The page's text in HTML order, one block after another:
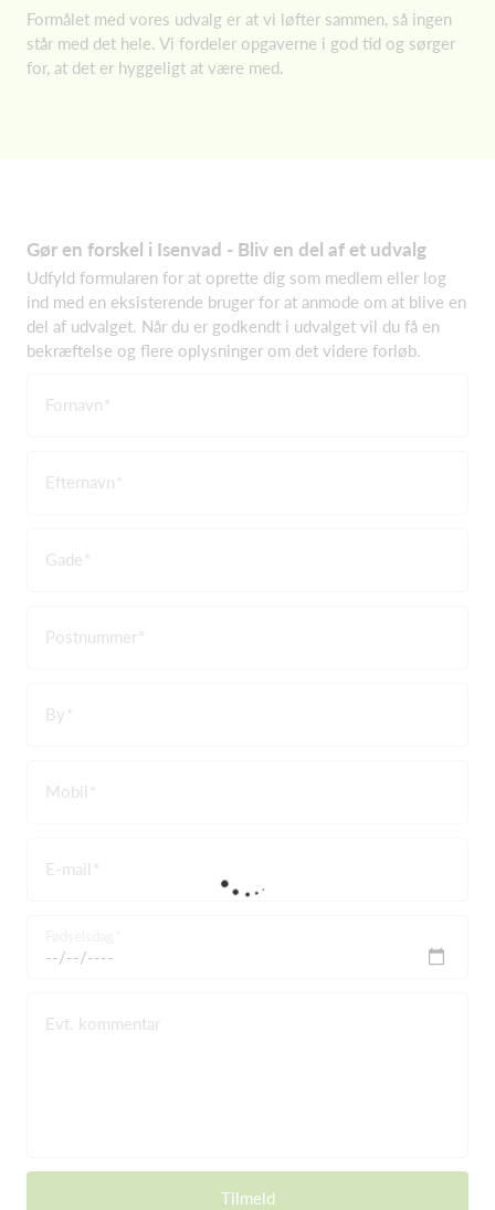
Formålet med vores udvalg er at vi løfter sammen, så ingen
står med det hele. Vi fordeler opgaverne i god tid og sørger
for, at det er hyggeligt at være med.
Gør en forskel i Isenvad - Bliv en del af et udvalg
Udfyld formularen for at oprette dig som medlem eller log
ind med en eksisterende bruger for at anmode om at blive en
del af udvalget. Når du er godkendt i udvalget vil du få en
bekræftelse og flere oplysninger om det videre forløb.
Fornavn
Efternavn
Gade
Postnummer
By
Mobil
E-mail
Evt. kommentar
Tilmeld